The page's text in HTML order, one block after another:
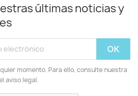
últimas noticias y
momento. Para ello, consulte nuestra
aviso legal.